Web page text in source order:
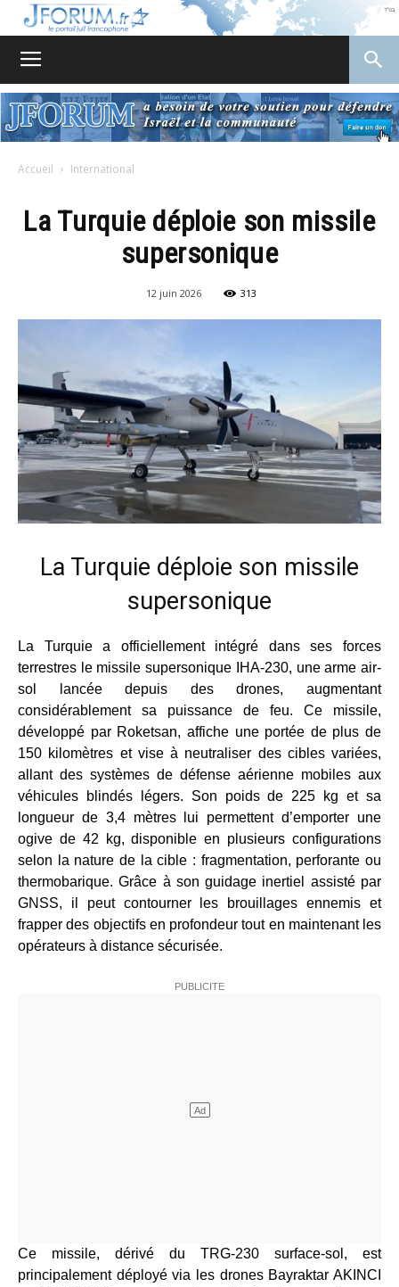
Accueil International
La Turquie déploie son missile
supersonique
12 juin 2026 313
La Turquie déploie son missile
supersonique
La Turquie a officiellement intégré dans ses forces
terrestres le missile supersonique IHA-230, une arme air-
sol lancée depuis des drones, augmentant
considérablement sa puissance de feu. Ce missile,
développé par Roketsan, affiche une portée de plus de
150 kilomètres et vise à neutraliser des cibles variées,
allant des systèmes de défense aérienne mobiles aux
véhicules blindés légers. Son poids de 225 kg et sa
longueur de 3,4 mètres lui permettent d’emporter une
ogive de 42 kg, disponible en plusieurs configurations
selon la nature de la cible : fragmentation, perforante ou
thermobarique. Grâce à son guidage inertiel assisté par
GNSS, il peut contourner les brouillages ennemis et
frapper des objectifs en profondeur tout en maintenant les
opérateurs à distance sécurisée.
Ce missile, dérivé du TRG-230 surface-sol, est
principalement déployé via les drones Bayraktar AKINCI